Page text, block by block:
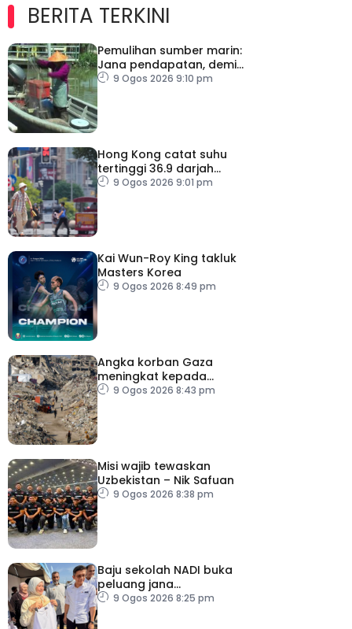
BERITA TERKINI
Pemulihan sumber marin:
Jana pendapatan, demi
kelangsungan hidup
9 Ogos 2026 9:10 pm
Hong Kong catat suhu
tertinggi 36.9 darjah
celsius
9 Ogos 2026 9:01 pm
Kai Wun-Roy King takluk
Masters Korea
9 Ogos 2026 8:49 pm
Angka korban Gaza
meningkat kepada
73,386 orang
9 Ogos 2026 8:43 pm
Misi wajib tewaskan
Uzbekistan – Nik Safuan
9 Ogos 2026 8:38 pm
Baju sekolah NADI buka
peluang jana
pendapatan, bantu
9 Ogos 2026 8:25 pm